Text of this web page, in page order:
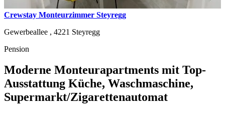
Crewstay Monteurzimmer Steyregg
Gewerbeallee , 4221 Steyregg
Pension
Moderne Monteurapartments mit Top-
Ausstattung Küche, Waschmaschine,
Supermarkt/Zigarettenautomat